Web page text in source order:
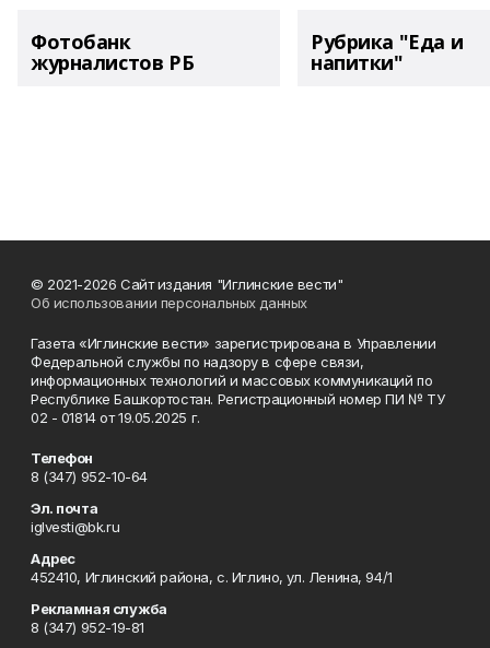
Фотобанк
журналистов РБ
Рубрика "Еда и
напитки"
© 2021-2026 Сайт издания "Иглинские вести"
Об использовании персональных данных
Газета «Иглинские вести» зарегистрирована в Управлении
Федеральной службы по надзору в сфере связи,
информационных технологий и массовых коммуникаций по
Республике Башкортостан. Регистрационный номер ПИ № ТУ
02 - 01814 от 19.05.2025 г.
Телефон
8 (347) 952-10-64
Эл. почта
iglvesti@bk.ru
Адрес
452410, Иглинский района, с. Иглино, ул. Ленина, 94/1
Рекламная служба
8 (347) 952-19-81